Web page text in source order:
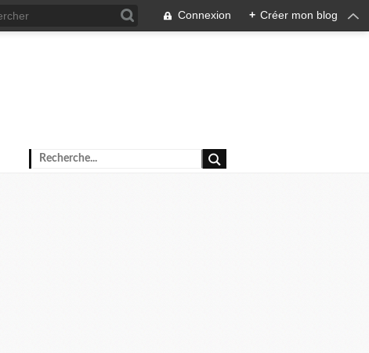
Connexion + Créer mon blog